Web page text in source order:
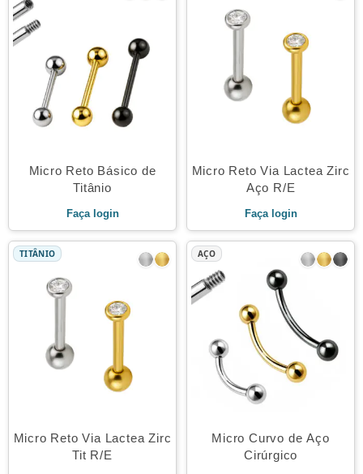
Micro Reto Básico de
Titânio
Faça login
Micro Reto Via Lactea Zirc
Aço R/E
Faça login
TITÂNIO
Micro Reto Via Lactea Zirc
Tit R/E
AÇO
Micro Curvo de Aço
Cirúrgico